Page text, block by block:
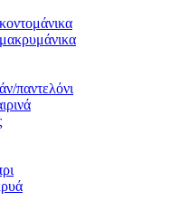
παντελόνι